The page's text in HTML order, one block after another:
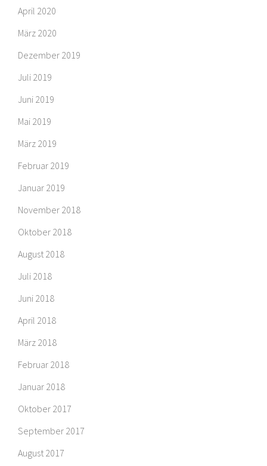
April 2020
März 2020
Dezember 2019
Juli 2019
Juni 2019
Mai 2019
März 2019
Februar 2019
Januar 2019
November 2018
Oktober 2018
August 2018
Juli 2018
Juni 2018
April 2018
März 2018
Februar 2018
Januar 2018
Oktober 2017
September 2017
August 2017